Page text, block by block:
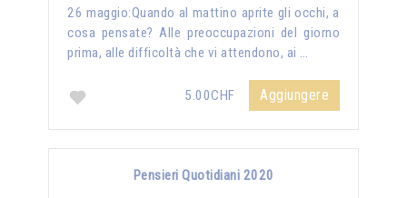
26 maggio:Quando al mattino aprite gli occhi, a
cosa pensate? Alle preoccupazioni del giorno
prima, alle difficoltà che vi attendono, ai …
5.00CHF Aggiungere
Pensieri Quotidiani 2020